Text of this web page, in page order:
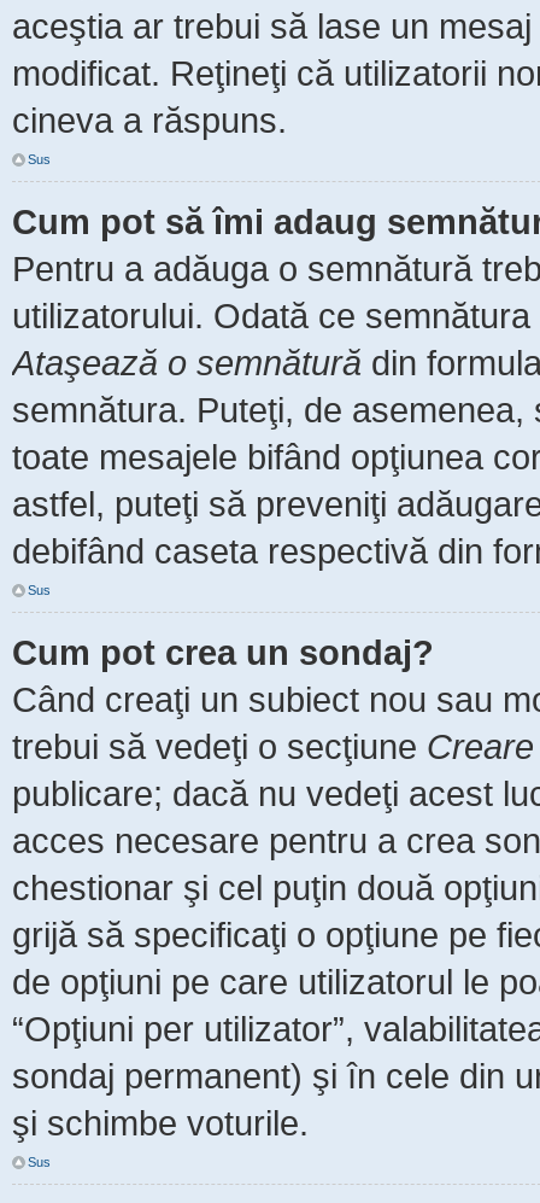
aceştia ar trebui să lase un
modificat. Reţineţi că utilizatorii
cineva a răspuns.
Sus
Cum pot să îmi adaug
Pentru a adăuga o semnătură
utilizatorului. Odată ce
Ataşează o semnătură din
semnătura. Puteţi, de
toate mesajele bifând opţiunea
astfel, puteţi să preveniţi
debifând caseta respectivă din
Sus
Cum pot crea un sondaj?
Când creaţi un subiect nou sau
trebui să vedeţi o secţiune
publicare; dacă nu vedeţi acest
acces necesare pentru a crea
chestionar şi cel puţin două
grijă să specificaţi o opţiune pe
de opţiuni pe care utilizatorul le
“Opţiuni per utilizator”,
sondaj permanent) şi în cele din
şi schimbe voturile.
Sus